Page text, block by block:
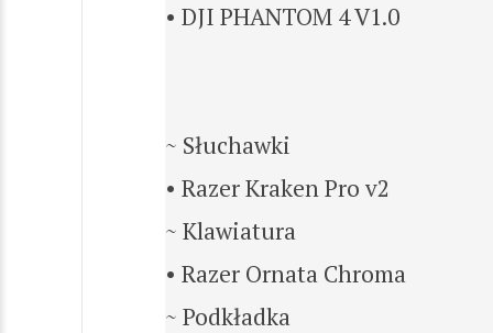
• DJI PHANTOM 4 V1.0
~ Słuchawki
• Razer Kraken Pro v2
~ Klawiatura
• Razer Ornata Chroma
~ Podkładka